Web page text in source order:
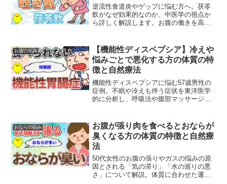
逆流性食道炎やゲップに悩む方へ。茯苓
飲がなぜ効果的なのか、中医学の視点か
ら詳しく解説します。お腹の働きを高め
お腹の不調
【機能性ディスペプシア】冷えや
悩みごとで悪化する方の体質の特
徴と自然療法
機能性ディスペプシアに悩む57歳男性の
症例。不眠や冷えも伴う症状を東洋医学
的に分析し、呼吸法や腹部マッサージな
おならの悩み
お腹が張り肉を食べるとおならが
臭くなる方の体質の特徴と自然療
法
50代女性のお腹の張りやガスの悩みの原
因とされる「気の滞り」「水の巡りの悪
さ」について解説。体質に合わせた運動